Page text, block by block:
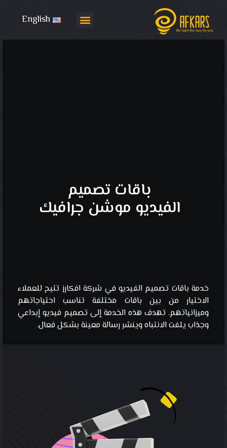
English
باقات تصميم
الفيديو موشن جرافيك
خدمة باقات تصميم الفيديو في شركة افكارز تتيح للعملاء
الاختيار من بين باقات مختلفة تناسب احتياجاتهم
وميزانياتهم. تهدف هذه الخدمة إلى تصميم فيديو إبداعي
وجذاب يلفت الانتباه وينشر رسالة معينة بشكل فعال.